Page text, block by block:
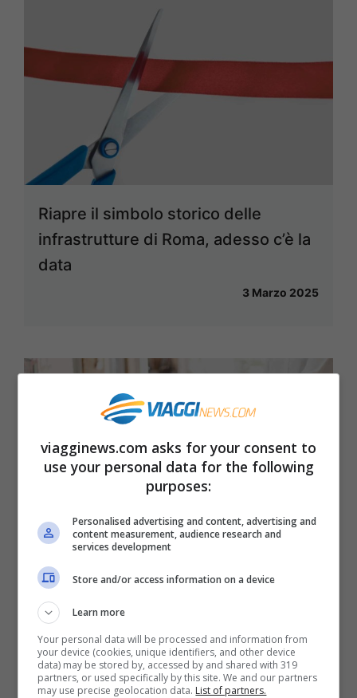
Riapre il simbolo storico delle
infrastrutture di Roma, adesso c’è la
data
3 Marzo 2025
CIR, CIN e affitti brevi: con questo
strumento è più facile mettersi in
regola
3 Marzo 2025
viagginews.com asks for your consent to
use your personal data for the following
purposes:
Personalised advertising and content, advertising and
content measurement, audience research and
services development
Store and/or access information on a device
Learn more
Your personal data will be processed and information from
your device (cookies, unique identifiers, and other device
data) may be stored by, accessed by and shared with 319
partners, or used specifically by this site. We and our partners
may use precise geolocation data. List of partners.